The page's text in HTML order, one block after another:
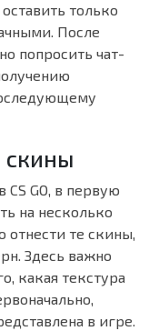
только
После
попросить чат-
скины
GO, в первую
на несколько
те скины,
Здесь важно
какая текстура
в игре.